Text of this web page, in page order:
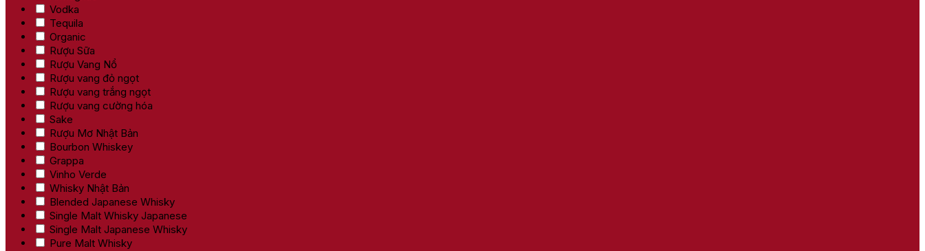
Vodka
Tequila
Organic
Rượu Sữa
Rượu Vang Nổ
Rượu vang đỏ ngọt
Rượu vang trắng ngọt
Rượu vang cường hóa
Sake
Rượu Mơ Nhật Bản
Bourbon Whiskey
Grappa
Vinho Verde
Whisky Nhật Bản
Blended Japanese Whisky
Single Malt Whisky Japanese
Single Malt Japanese Whisky
Pure Malt Whisky